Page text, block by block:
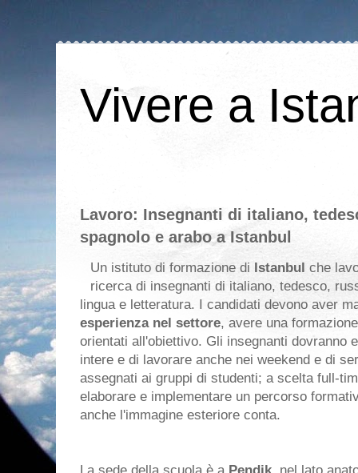
Vivere a
Lavoro: Insegnanti di italiano,
spagnolo e arabo a Istanbul
Un istituto di formazione di Istanbul che
ricerca di insegnanti di italiano, tedesco,
lingua e letteratura. I candidati devono aver
esperienza nel settore, avere una
orientati all'obiettivo. Gli insegnanti dovranno
intere e di lavorare anche nei weekend e di
assegnati ai gruppi di studenti; a scelta full-
elaborare e implementare un percorso
anche l'immagine esteriore conta.